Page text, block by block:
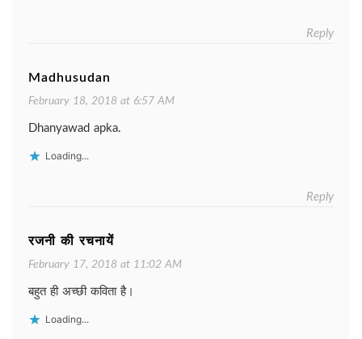
Reply
Madhusudan
February 18, 2018 at 6:57 AM
Dhanyawad apka.
Loading...
Reply
रजनी की रचनायें
February 17, 2018 at 11:02 AM
बहुत ही अच्छी कविता है।
Loading...